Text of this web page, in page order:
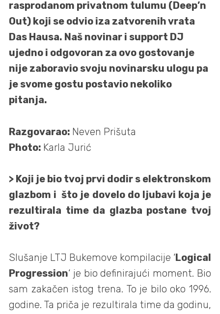
rasprodanom privatnom tulumu (Deep’n
Out) koji se odvio iza zatvorenih vrata
Das Hausa. Naš novinar i support DJ
ujedno i odgovoran za ovo gostovanje
nije zaboravio svoju novinarsku ulogu pa
je svome gostu postavio nekoliko
pitanja.
Razgovarao: Neven Prišuta
Photo: Karla Jurić
> Koji je bio tvoj prvi dodir s elektronskom
glazbom i što je dovelo do ljubavi koja je
rezultirala time da glazba postane tvoj
život?
Slušanje LTJ Bukemove kompilacije ‘Logical
Progression‘ je bio definirajući moment. Bio
sam zakačen istog trena. To je bilo oko 1996.
godine. Ta priča je rezultirala time da godinu,